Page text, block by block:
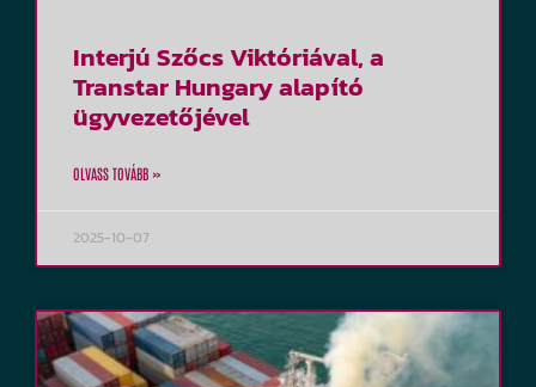
Interjú Szőcs Viktóriával, a
Transtar Hungary alapító
ügyvezetőjével
OLVASS TOVÁBB »
2025-10-07